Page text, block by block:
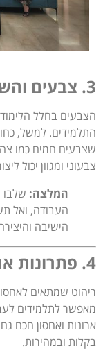
3. צבעים והשפעתם על מצב הרוח
הצבעים בחלל
התלמידים. למשל, כחול
שצבעים חמים כמו
צבעוני ומגוון יכול
המלצה: שלבו
העבודה, ואל
הישיבה
4. פתרונות אחסון חכמים
ריהוט שמתאים
מאפשר לתלמידים
ארונות ואחסון חכם
בקלות ובמהירות.